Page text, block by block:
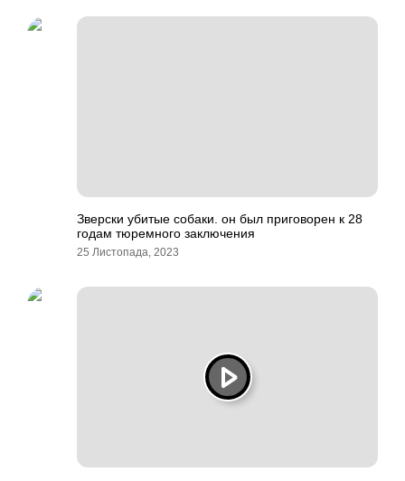
Зверски убитые собаки. он был приговорен к 28
годам тюремного заключения
25 Листопада, 2023